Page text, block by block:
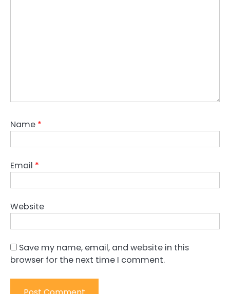
Name *
Email *
Website
Save my name, email, and website in this
browser for the next time I comment.